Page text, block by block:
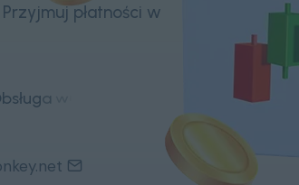
płatności w
bsługa